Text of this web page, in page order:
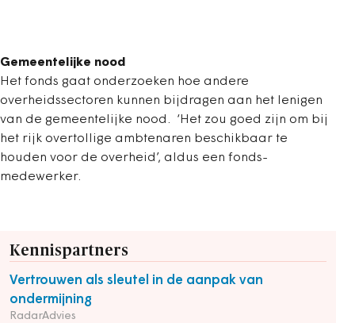
Gemeentelijke nood
Het fonds gaat onderzoeken hoe andere
overheidssectoren kunnen bijdragen aan het lenigen
van de gemeentelijke nood. ‘Het zou goed zijn om bij
het rijk overtollige ambtenaren ­beschikbaar te
houden voor de overheid’, aldus een fonds­
medewerker.
Kennispartners
Vertrouwen als sleutel in de aanpak van
ondermijning
RadarAdvies